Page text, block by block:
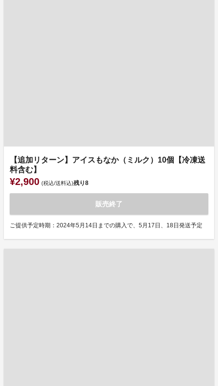
【追加リターン】アイスもなか（ミルク）10個【冷凍送
料含む】
¥2,900 (税込/送料込)残り8
販売終了
ご提供予定時期：2024年5月14日までの購入で、5月17日、18日発送予定